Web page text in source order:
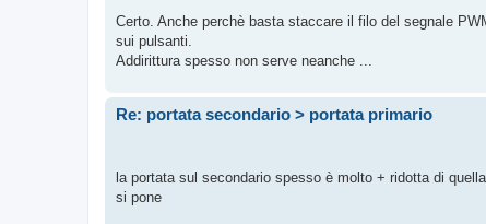
Certo. Anche perchè basta staccare il filo del segnale
sui pulsanti.
Addirittura spesso non serve neanche ...
Re: portata secondario > portata primario
la portata sul secondario spesso è molto + ridotta di
si pone